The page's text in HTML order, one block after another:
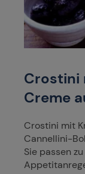
Crostini
Creme
Crostini mit
Cannellini-
Sie passen